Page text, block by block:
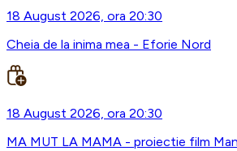
18 August 2026, ora 20:30
Cheia de la inima mea - Eforie Nord
18 August 2026, ora 20:30
MA MUT LA MAMA - proiectie film